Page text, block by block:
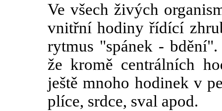
Ve všech živých
vnitřní hodiny řídící
rytmus "spánek -
že kromě centrálních
ještě mnoho hodinek v
plíce, srdce, sval apod.